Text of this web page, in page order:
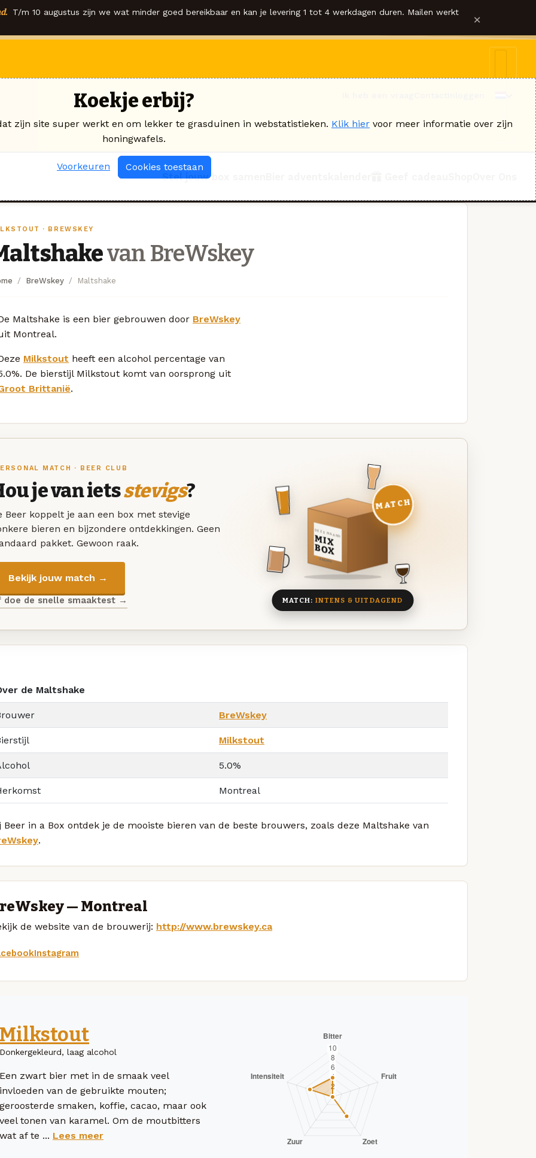
T/m 10 augustus zijn we wat minder goed bereikbaar en kan je levering 1 tot 4 werkdagen duren. Mailen werkt ×
Stel jouw box samen
· BREWSKEY
van BreWskey
BreWskey Maltshake
Maltshake is een bier gebrouwen door BreWskey
Montreal.
Milkstout heeft een alcohol percentage van
De bierstijl Milkstout komt van oorsprong uit
Brittanië.
MATCH · BEER CLUB
je van ietsstevigs?
Beer koppelt je aan een box met stevige
bieren en bijzondere ontdekkingen. Geen
pakket. Gewoon raak.
Bekijk jouw match →
doe de snelle smaaktest →
DEZE MAAND
MIX
BOX
8 BIEREN
MATCH
MATCH: INTENS & UITDAGEND
de Maltshake
BreWskey
Milkstout
5.0%
Montreal
Beer in a Box ontdek je de mooiste bieren van de beste brouwers, zoals deze Maltshake van
.
— Montreal
de website van de brouwerij: http://www.brewskey.ca
Instagram
Milkstout
Donkergekleurd, laag alcohol
Een zwart bier met in de smaak veel
invloeden van de gebruikte mouten;
geroosterde smaken, koffie, cacao, maar ook
veel tonen van karamel. Om de moutbitters
wat af te ... Lees meer
Koekje erbij?
zijn site super werkt en om lekker te grasduinen in webstatistieken. Klik hier voor meer informatie over zijn
honingwafels.
Voorkeuren Cookies toestaan